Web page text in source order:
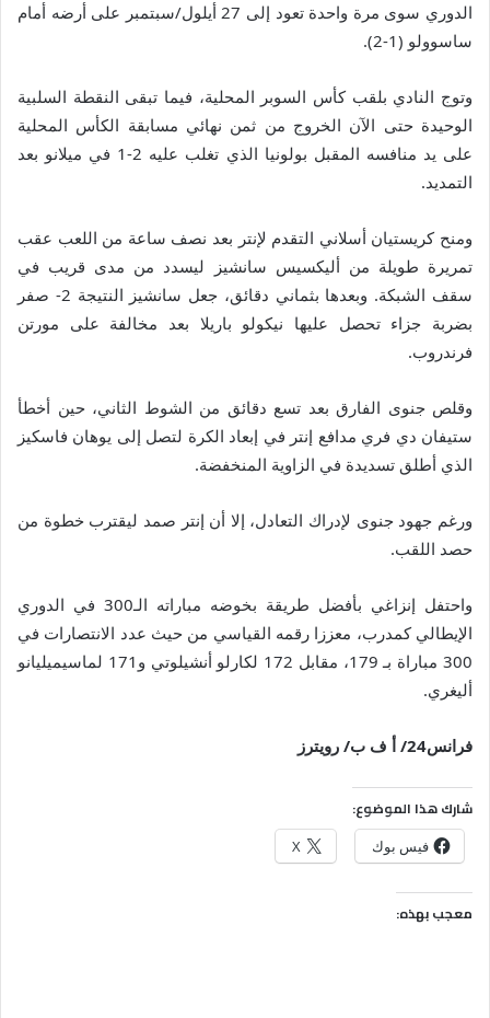
الدوري سوى مرة واحدة تعود إلى 27 أيلول/سبتمبر على أرضه أمام
ساسوولو (1-2).
وتوج النادي بلقب كأس السوبر المحلية، فيما تبقى النقطة السلبية
الوحيدة حتى الآن الخروج من ثمن نهائي مسابقة الكأس المحلية
على يد منافسه المقبل بولونيا الذي تغلب عليه 2-1 في ميلانو بعد
التمديد.
ومنح كريستيان أسلاني التقدم لإنتر بعد نصف ساعة من اللعب عقب
تمريرة طويلة من أليكسيس سانشيز ليسدد من مدى قريب في
سقف الشبكة. وبعدها بثماني دقائق، جعل سانشيز النتيجة 2- صفر
بضربة جزاء تحصل عليها نيكولو باريلا بعد مخالفة على مورتن
فرندروب.
وقلص جنوى الفارق بعد تسع دقائق من الشوط الثاني، حين أخطأ
ستيفان دي فري مدافع إنتر في إبعاد الكرة لتصل إلى يوهان فاسكيز
الذي أطلق تسديدة في الزاوية المنخفضة.
ورغم جهود جنوى لإدراك التعادل، إلا أن إنتر صمد ليقترب خطوة من
حصد اللقب.
واحتفل إنزاغي بأفضل طريقة بخوضه مباراته الـ300 في الدوري
الإيطالي كمدرب، معززا رقمه القياسي من حيث عدد الانتصارات في
300 مباراة بـ 179، مقابل 172 لكارلو أنشيلوتي و171 لماسيميليانو
أليغري.
فرانس24/ أ ف ب/ رويترز
شارك هذا الموضوع:
فيس بوك X
معجب بهذه: